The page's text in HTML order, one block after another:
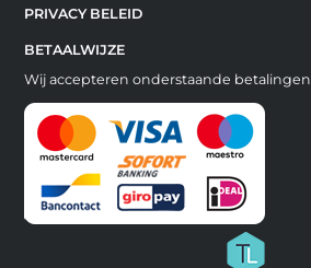
PRIVACY BELEID
BETAALWIJZE
Wij accepteren onderstaande betalingen